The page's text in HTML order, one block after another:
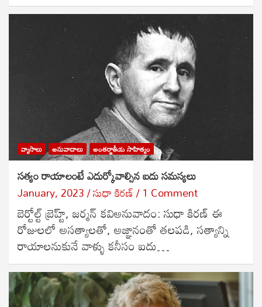
వ్యాసాలు అనువాదాలు అంతర్జాతీయ సాహిత్యం
సత్యం రాయాలంటే ఎదుర్కోవాల్సిన ఐదు సమస్యలు
January, 2023 సుధా కిరణ్ 1 Comment
బెర్టోల్ట్ బ్రెహ్ట్, జర్మన్ కవిఅనువాదం: సుధా కిరణ్ ఈ
రోజులలో అసత్యాలతో, అజ్ఞానంతో తలపడి, సత్యాన్ని
రాయాలనుకునే వాళ్ళు కనీసం ఐదు…